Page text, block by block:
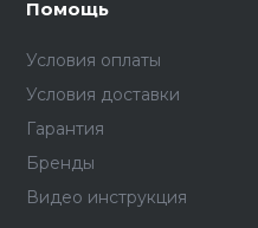
Помощь
Условия оплаты
Условия доставки
Гарантия
Бренды
Видео инструкция